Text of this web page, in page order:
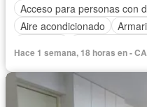
Acceso para personas con
Aire acondicionado
Cocina equipada
Cochera
Vista panorámica
Hace 1 semana, 18 horas en -